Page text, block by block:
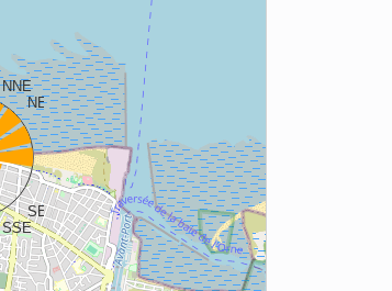
NNE
NE
ENE
E
ESE
SE
SSE